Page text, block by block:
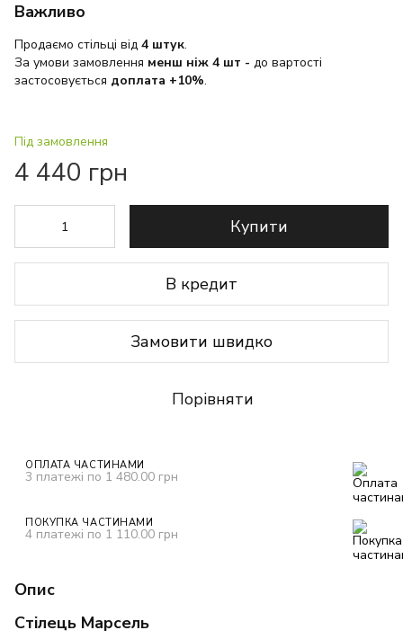
Важливо
Продаємо стільці від 4 штук.
За умови замовлення менш ніж 4 шт - до вартості
застосовується доплата +10%.
Під замовлення
4 440 грн
Купити
В кредит
Замовити швидко
Порівняти
ОПЛАТА ЧАСТИНАМИ
3 платежі по 1 480.00 грн
ПОКУПКА ЧАСТИНАМИ
4 платежі по 1 110.00 грн
Опис
Стілець Марсель